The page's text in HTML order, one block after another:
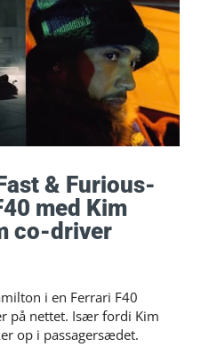
& Furious-
med Kim
co-driver
i en Ferrari F40
på nettet. Især fordi Kim
op i passagersædet.